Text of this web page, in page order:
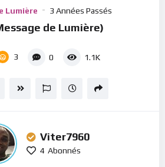
Lumière 3 Années Passés
de Lumière)
3 0 1.1K
Viter7960
4 Abonnés